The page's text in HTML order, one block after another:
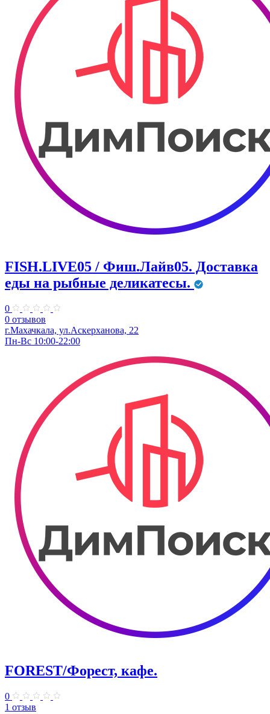
FISH.LIVE05 / Фиш.Лайв05. Доставка
еды на рыбные деликатесы.
0
0 отзывов
г.Махачкала, ул.Аскерханова, 22
Пн-Вс 10:00-22:00
FOREST/Форест, кафе.
0
1 отзыв